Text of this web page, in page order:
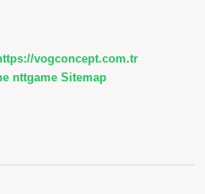
vogconcept.com.tr
nttgame Sitemap